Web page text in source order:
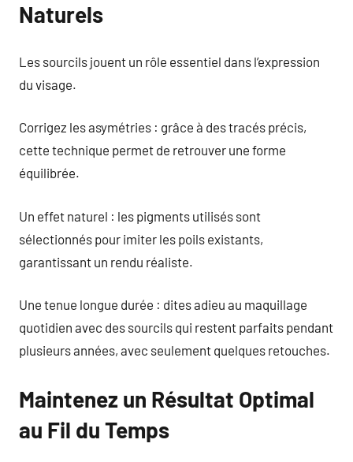
Naturels
Les sourcils jouent un rôle essentiel dans l’expression
du visage.
Corrigez les asymétries : grâce à des tracés précis,
cette technique permet de retrouver une forme
équilibrée.
Un effet naturel : les pigments utilisés sont
sélectionnés pour imiter les poils existants,
garantissant un rendu réaliste.
Une tenue longue durée : dites adieu au maquillage
quotidien avec des sourcils qui restent parfaits pendant
plusieurs années, avec seulement quelques retouches.
Maintenez un Résultat Optimal
au Fil du Temps